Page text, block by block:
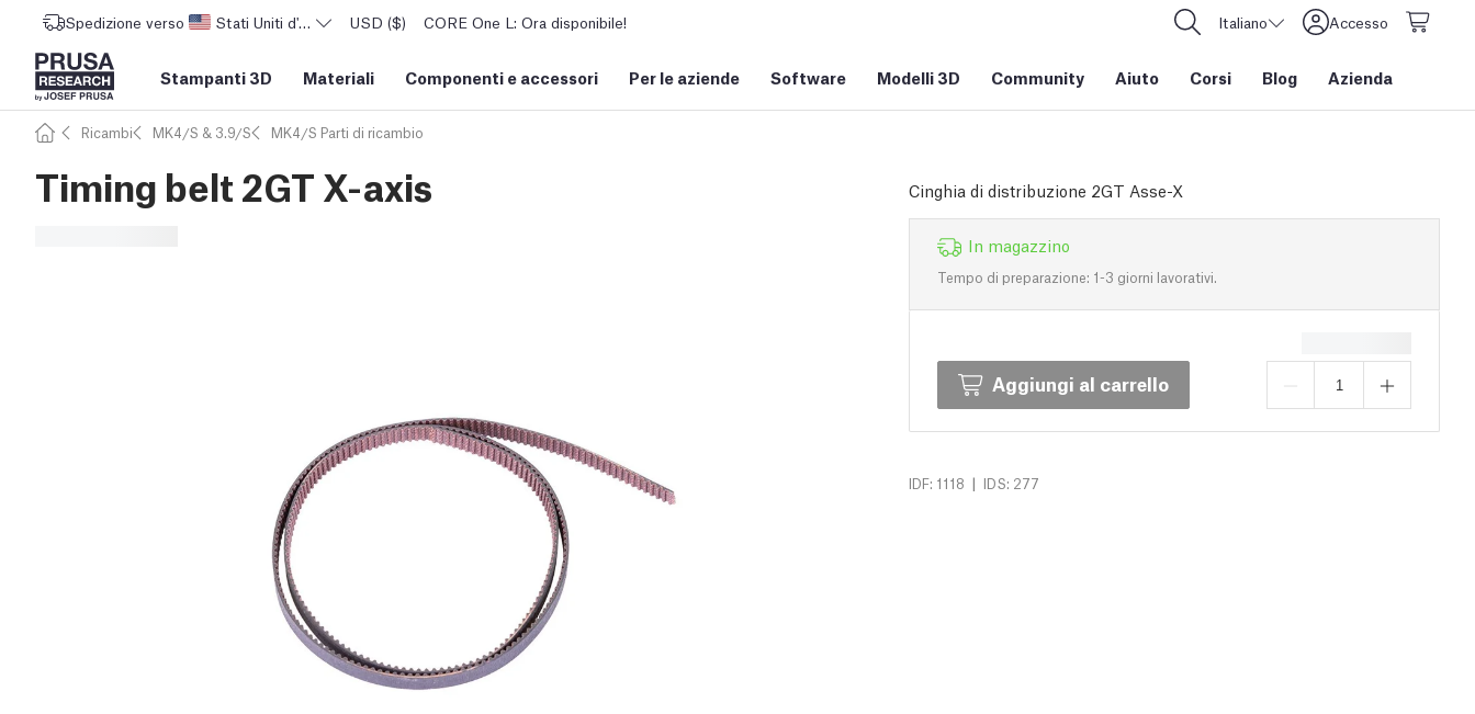
Spedizione verso Stati Uniti d'AmericaUSD ($) CORE One L: Ora disponibile! Italiano Accesso
Stampanti 3D Materiali Componenti e accessori Per le aziende Software Modelli 3D Community Aiuto Corsi Blog Azienda
Ricambi MK4/S & 3.9/S MK4/S Parti di ricambio
Timing belt 2GT X-axis Cinghia di distribuzione 2GT Asse-X
In magazzino
Tempo di preparazione: 1-3 giorni lavorativi.
Aggiungi al carrello
IDF: 1118 | IDS: 277